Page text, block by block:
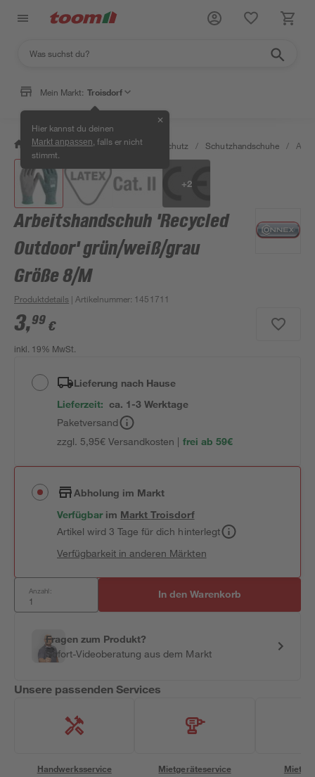
Mein Markt: Troisdorf
Hier kannst du deinen
Markt anpassen , falls er nicht
stimmt.
✕
/ Bauen & Renovieren / Arbeitsschutz / Schutzhandschuhe /
+2
Arbeitshandschuh 'Recycled
Outdoor' grün/weiß/grau
Größe 8/M
Produktdetails | Artikelnummer: 1451711
3,99 €
inkl. 19% MwSt.
Lieferung nach Hause
Lieferzeit: ca. 1-3 Werktage
Paketversand
zzgl. 5,95€ Versandkosten | frei ab 59€
Abholung im Markt
Verfügbar im MarktTroisdorf
Artikel wird 3 Tage für dich hinterlegt
Verfügbarkeit in anderen Märkten
Anzahl: In den Warenkorb
Fragen zum Produkt?
Sofort-Videoberatung aus dem Markt
Unsere passenden Services
Handwerksservice Mietgeräteservice